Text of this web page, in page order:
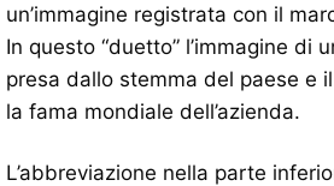
un’immagine registrata con il
In questo “duetto” l’immagine di
presa dallo stemma del paese e
la fama mondiale dell’azienda.
L’abbreviazione nella parte